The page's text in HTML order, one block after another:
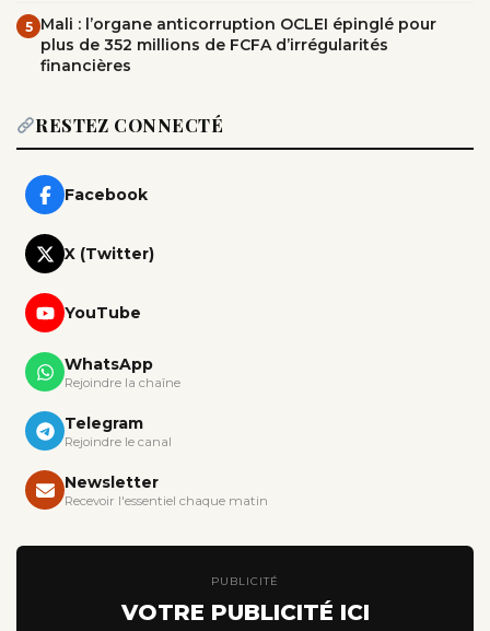
5 Mali : l’organe anticorruption OCLEI épinglé pour
plus de 352 millions de FCFA d’irrégularités
financières
RESTEZ CONNECTÉ
Facebook
X (Twitter)
YouTube
WhatsApp
Rejoindre la chaîne
Telegram
Rejoindre le canal
Newsletter
Recevoir l'essentiel chaque matin
PUBLICITÉ
VOTRE PUBLICITÉ ICI